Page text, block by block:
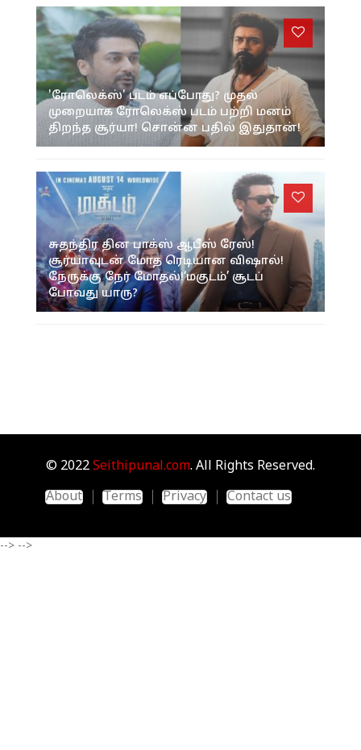
'ரோலெக்ஸ்' படம் எப்போது? முதல்
முறையாக ரோலெக்ஸ் படம் பற்றி மனம்
திறந்த சூர்யா! சொன்ன பதில் இதுதான்!
சுதந்திர தின பாக்ஸ் ஆபீஸ் ரேஸ்!
சூர்யாவுடன் மோத ரெடியான விஷால்!
நேருக்கு நேர் மோதல்!‘மகுடம்’ சூடப்
போவது யாரு?
© 2022 Seithipunal.com. All Rights Reserved.
About
Terms Privacy Contact us
--> -->